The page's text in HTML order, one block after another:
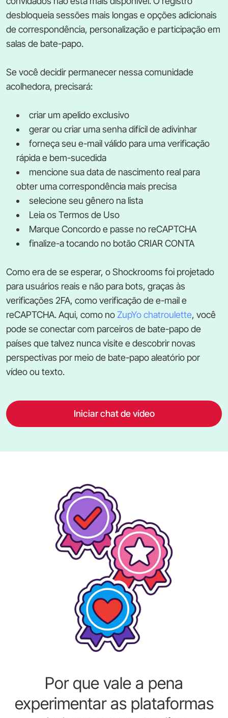
desbloqueia sessões mais longas e opções adicionais
de correspondência, personalização e participação em
salas de bate-papo.
Se você decidir permanecer nessa comunidade
acolhedora, precisará:
criar um apelido exclusivo
gerar ou criar uma senha difícil de adivinhar
forneça seu e-mail válido para uma verificação
rápida e bem-sucedida
mencione sua data de nascimento real para
obter uma correspondência mais precisa
selecione seu gênero na lista
Leia os Termos de Uso
Marque Concordo e passe no reCAPTCHA
finalize-a tocando no botão CRIAR CONTA
Como era de se esperar, o Shockrooms foi projetado
para usuários reais e não para bots, graças às
verificações 2FA, como verificação de e-mail e
reCAPTCHA. Aqui, como noZupYo chatroulette, você
pode se conectar com parceiros de bate-papo de
países que talvez nunca visite e descobrir novas
perspectivas por meio de bate-papo aleatório por
vídeo ou texto.
Iniciar chat de vídeo
Por que vale a pena
experimentar as plataformas